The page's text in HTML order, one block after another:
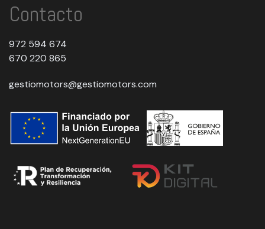
Contacto
972 594 674
670 220 865
gestiomotors@gestiomotors.com